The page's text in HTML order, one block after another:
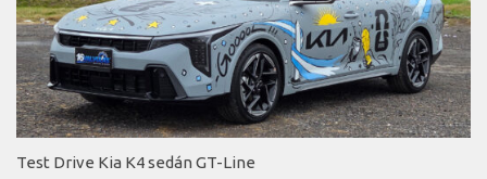
Test Drive Kia K4 sedán GT-Line